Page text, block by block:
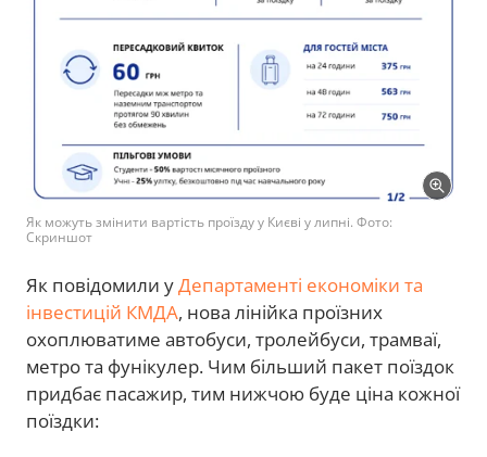
Як можуть змінити вартість проїзду у Києві у липні. Фото:
Скриншот
Як повідомили уДепартаменті економіки та
інвестицій КМДА, нова лінійка проїзних
охоплюватиме автобуси, тролейбуси, трамваї,
метро та фунікулер. Чим більший пакет поїздок
придбає пасажир, тим нижчою буде ціна кожної
поїздки: